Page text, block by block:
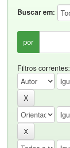
Buscar em:
por
Filtros correntes: